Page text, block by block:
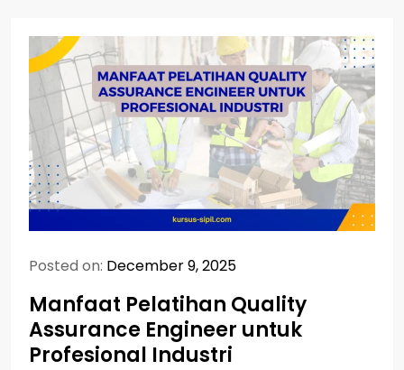
Posted on: December 9, 2025
Manfaat Pelatihan Quality
Assurance Engineer untuk
Profesional Industri